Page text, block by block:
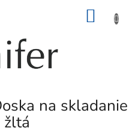
na skladanie
žltá